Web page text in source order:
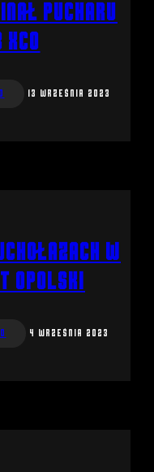
Pucharu
13 września 2023
w
Opolski
4 września 2023